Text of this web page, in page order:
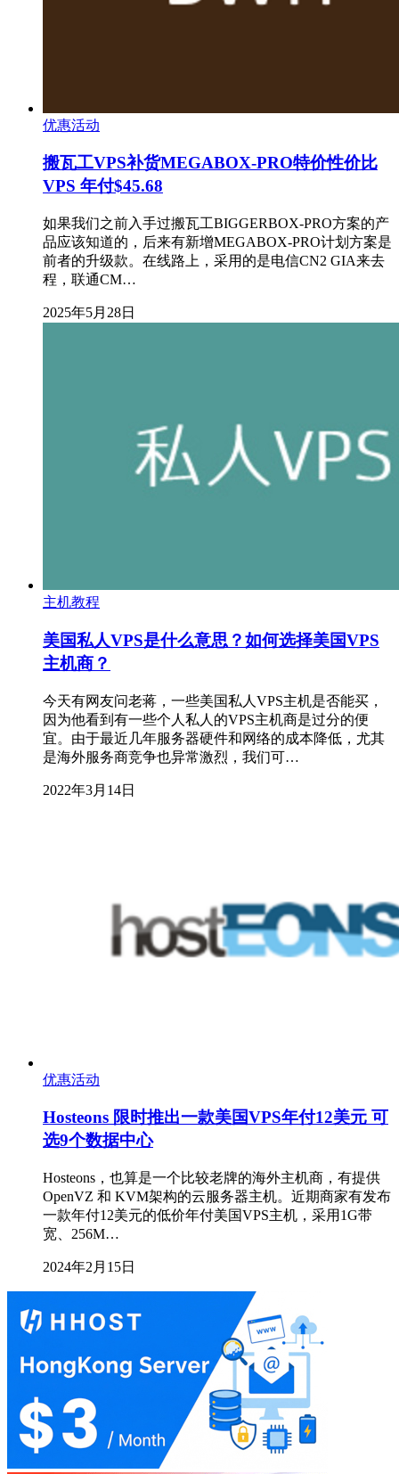
优惠活动
搬瓦工VPS补货MEGABOX-PRO特价性价比
VPS 年付$45.68
如果我们之前入手过搬瓦工BIGGERBOX-PRO方案的产
品应该知道的，后来有新增MEGABOX-PRO计划方案是
前者的升级款。在线路上，采用的是电信CN2 GIA来去
程，联通CM…
2025年5月28日
主机教程
美国私人VPS是什么意思？如何选择美国VPS
主机商？
今天有网友问老蒋，一些美国私人VPS主机是否能买，
因为他看到有一些个人私人的VPS主机商是过分的便
宜。由于最近几年服务器硬件和网络的成本降低，尤其
是海外服务商竞争也异常激烈，我们可…
2022年3月14日
优惠活动
Hosteons 限时推出一款美国VPS年付12美元 可
选9个数据中心
Hosteons，也算是一个比较老牌的海外主机商，有提供
OpenVZ 和 KVM架构的云服务器主机。近期商家有发布
一款年付12美元的低价年付美国VPS主机，采用1G带
宽、256M…
2024年2月15日